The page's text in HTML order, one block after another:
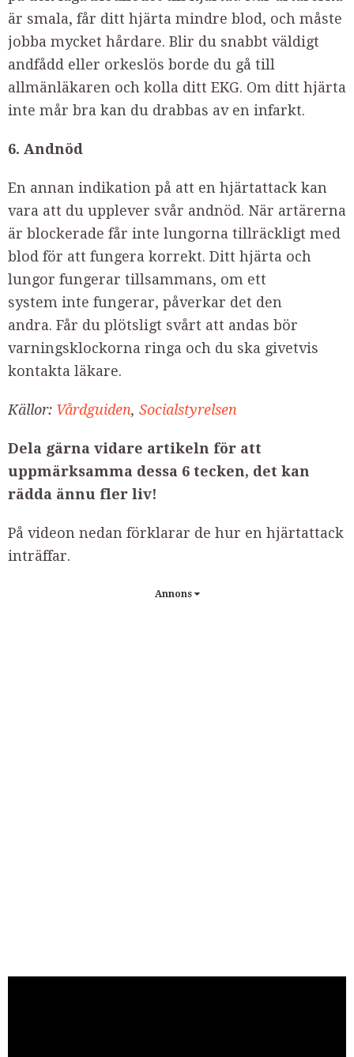
är smala, får ditt hjärta mindre blod, och måste
jobba mycket hårdare. Blir du snabbt väldigt
andfådd eller orkeslös borde du gå till
allmänläkaren och kolla ditt EKG. Om ditt hjärta
inte mår bra kan du drabbas av en infarkt.
6. Andnöd
En annan indikation på att en hjärtattack kan
vara att du upplever svår andnöd. När artärerna
är blockerade får inte lungorna tillräckligt med
blod för att fungera korrekt. Ditt hjärta och
lungor fungerar tillsammans, om ett
system inte fungerar, påverkar det den
andra. Får du plötsligt svårt att andas bör
varningsklockorna ringa och du ska givetvis
kontakta läkare.
Källor: Vårdguiden, Socialstyrelsen
Dela gärna vidare artikeln för att
uppmärksamma dessa 6 tecken, det kan
rädda ännu fler liv!
På videon nedan förklarar de hur en hjärtattack
inträffar.
Annons